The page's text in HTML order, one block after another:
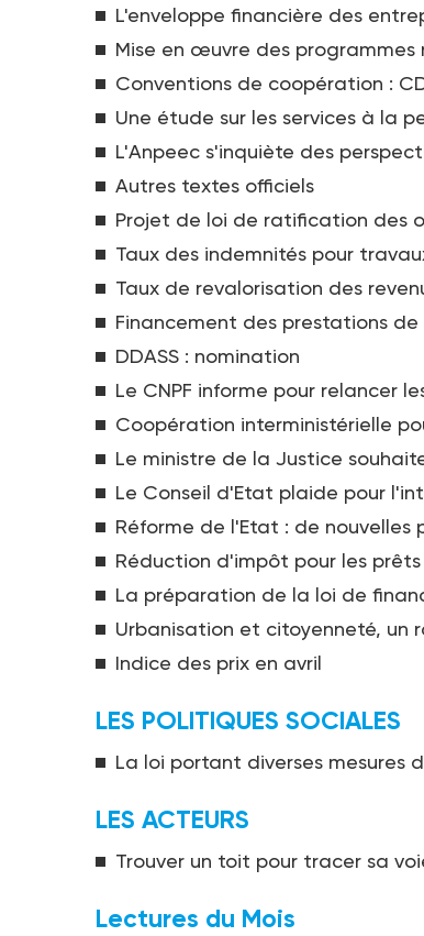
L'enveloppe financière des
Mise en œuvre des programmes
Conventions de coopération :
Une étude sur les services à la
L'Anpeec s'inquiète des
Autres textes officiels
Projet de loi de ratification des
Taux des indemnités pour
Taux de revalorisation des
Financement des prestations
DDASS : nomination
Le CNPF informe pour relancer
Coopération interministérielle
Le ministre de la Justice
Le Conseil d'Etat plaide pour
Réforme de l'Etat : de nouvelles
Réduction d'impôt pour les
La préparation de la loi de
Urbanisation et citoyenneté, un
Indice des prix en avril
LES POLITIQUES SOCIALES
La loi portant diverses mesures
LES ACTEURS
Trouver un toit pour tracer sa
Lectures du Mois